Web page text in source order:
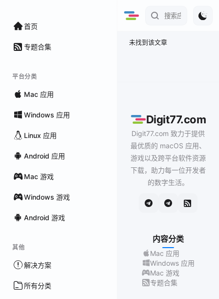
首页
专题合集
平台分类
Mac 应用
Windows 应用
Linux 应用
Android 应用
Mac 游戏
Windows 游戏
Android 游戏
其他
解决方案
所有分类
未找到该文章
Digit77.com
Digit77.com 致力于提供
最优质的 macOS 应用、
游戏以及跨平台软件资源
下载，助力每一位开发者
的数字生活。
内容分类
Mac 应用
Windows 应用
Mac 游戏
专题合集